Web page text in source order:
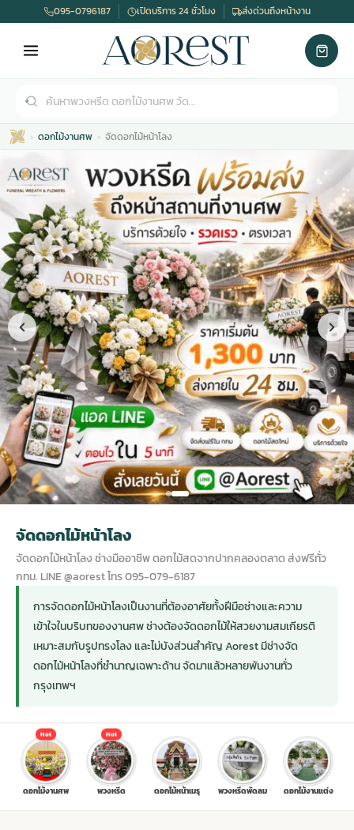
ดอกไม้หน้าศพ
ดอกไม้จัดงานศพ
จัดดอกไม้หน้าศพ
ดอกไม้หน้าหีบ
ดอกไม้หน้างานศพ
ดอกไม้หน้าโลง
จัดดอกไม้หน้ารูป
ดอกไม้ศพ
ดอกไม้งานศพ ส่งด่วน
ดอกไม้งานศพ กรุงเทพ
ดอกไม้งานศพ ปากคลองตลาด
พวงหรีด กรุงเทพ
พวงหรีดราคา
สั่งพวงหรีด
ร้านพวงหรีด
ดอกไม้พวงหรีด
พวงหรีดปทุม
พวงหรีดพระราม 2
พวงหรีดราคาถูก
พวงหรีดดอกไม้สด
พวงหรีดดอกไม้สด ราคาถูก
สั่งพวงหรีด ออนไลน์
มรุ
น้าเมรุ
มรุสีขาว
ไม้หน้าเมรุ
กไม้หน้าเมรุ
น้าเมรุ ราคา
มรุ กรุงเทพ
มรุ ราคาถูก
ม้หน้าเมรุ
ระดับเมรุ
มรุ ออนไลน์
ไม้งานแต่ง
ไม้งานแต่ง ราคา
ไม้งานแต่ง ราคาถูก
ไม้งานแต่ง กรุงเทพ
อกไม้งานแต่ง
ดอกไม้งานแต่ง
ไม้งานแต่ง แบบสวยๆ
พวงหรีดพัดลม
พวงหรีดพัดลม ราคา
พวงหรีดพัดลม ราคาถูก
พวงหรีดพัดลม กรุงเทพ
พวงหรีดพัดลม ส่งด่วน
สั่งพวงหรีดพัดลม
ร้านพวงหรีดพัดลม
พวงหรีดพัดลม แบบสวยๆ
รับจัดงานศพ
รับจัดงานศพ ราคา
รับจัดงานศพ ครบวงจร
รับจัดงานศพ กรุงเทพ
แพ็คเกจจัดงานศพ
ค่าใช้จ่ายจัดงานศพ
จัดงานศพ วัด
จัดงานศพ ราคาถูก
095-0796187 เปิดบริการ 24 ชั่วโมง ส่งด่วนถึงหน้างาน
ดอกไม้งานศพ จัดดอกไม้หน้าโลง
จัดดอกไม้หน้าโลง
จัดดอกไม้หน้าโลง ช่างมืออาชีพ ดอกไม้สดจากปากคลองตลาด ส่งฟรีทั่ว
กทม. LINE @aorest โทร 095-079-6187
การจัดดอกไม้หน้าโลงเป็นงานที่ต้องอาศัยทั้งฝีมือช่างและความ
เข้าใจในบริบทของงานศพ ช่างต้องจัดดอกไม้ให้สวยงามสมเกียรติ
เหมาะสมกับรูปทรงโลง และไม่บังส่วนสำคัญ Aorest มีช่างจัด
ดอกไม้หน้าโลงที่ชำนาญเฉพาะด้าน จัดมาแล้วหลายพันงานทั่ว
กรุงเทพฯ
Hot
ดอกไม้งานศพ
Hot
พวงหรีด ดอกไม้หน้าเมรุ พวงหรีดพัดลม ดอกไม้งานแต่ง